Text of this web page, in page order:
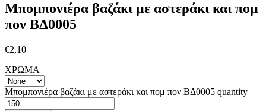
Μπομπονιέρα βαζάκι με αστεράκι και πομ
πον ΒΔ0005
€2,10
ΧΡΩΜΑ
Μπομπονιέρα βαζάκι με αστεράκι και πομ πον ΒΔ0005 quantity